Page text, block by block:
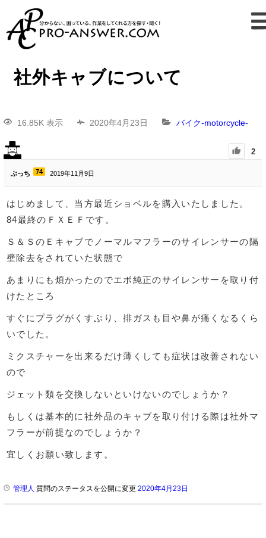
社外キャブについて
16.85K 表示 2020年4月23日 バイク-motorcycle-
2
ぶっち 74 2019年11月9日
はじめまして、当方最近ショベルを購入いたしました。
84最終のＦＸＥＦです。
Ｓ＆ＳのＥキャブでノーマルマフラーのサイレンサーの隔
壁除去をされていた状態で
あまりにも煩かったのでエボ純正のサイレンサーを取り付
けたところ
すぐにプラグがくすぶり、排ガスも目や鼻が痛くなるくら
いでした。
ミクスチャーを出来るだけ薄くしても症状は改善されない
ので
ジェット類を交換しないといけないのでしょうか？
もしくは基本的に社外品のキャブを取り付ける際は社外マ
フラーが前提なのでしょうか？
宜しくお願い致します。
管理人 質問のステータスを公開に変更 2020年4月23日